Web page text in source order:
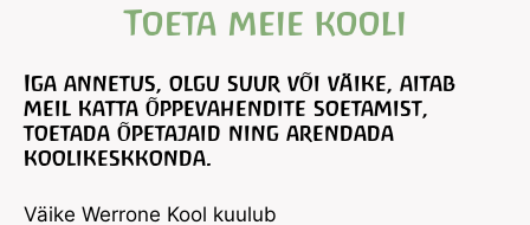
Toeta meie kooli
Iga annetus, olgu suur või väike, aitab
meil katta õppevahendite soetamist,
toetada õpetajaid ning arendada
koolikeskkonda.
Väike Werrone Kool kuulub